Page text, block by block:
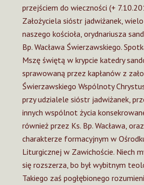
przejściem do wieczności (+
Założyciela sióstr jadwiżanek,
naszego kościoła, orydnariusza
Bp. Wacława Świerzawskiego.
Mszę świętą w krypcie katedry
sprawowaną przez kapłanów z
Świerzawskiego Wspólnoty
przy udzialele sióstr jadwiżanek,
innych wspólnot życia
również przez Ks. Bp. Wacława,
charakterze formacyjnym w
Liturgicznej w Zawichoście. Niech
się rozszerza, bo był wybitnym
Takiego zaś pogłębionego